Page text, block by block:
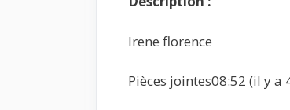
Irene florence
Pièces jointes08:52 (il y a